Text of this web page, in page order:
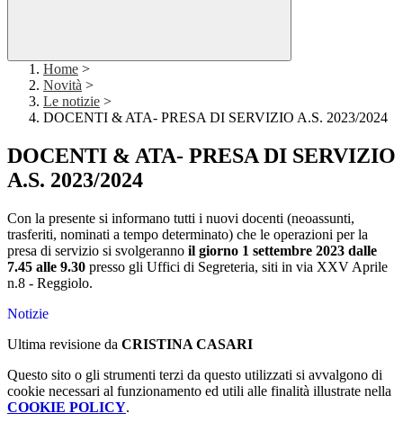
Home >
Novità >
Le notizie >
DOCENTI & ATA- PRESA DI SERVIZIO A.S. 2023/2024
DOCENTI & ATA- PRESA DI SERVIZIO
A.S. 2023/2024
Con la presente si informano tutti i nuovi docenti (neoassunti,
trasferiti, nominati a tempo determinato) che le operazioni per la
presa di servizio si svolgeranno il giorno 1 settembre 2023 dalle
7.45 alle 9.30 presso gli Uffici di Segreteria, siti in via XXV Aprile
n.8 - Reggiolo.
Notizie
Ultima revisione da CRISTINA CASARI
Questo sito o gli strumenti terzi da questo utilizzati si avvalgono di
cookie necessari al funzionamento ed utili alle finalità illustrate nella
COOKIE POLICY.